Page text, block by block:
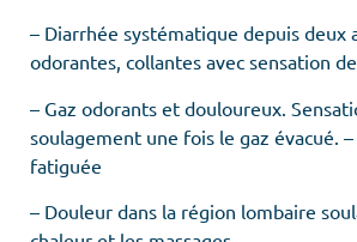
– Diarrhée systématique depuis deux
odorantes, collantes avec sensation
– Gaz odorants et douloureux.
soulagement une fois le gaz évacué.
fatiguée
– Douleur dans la région lombaire